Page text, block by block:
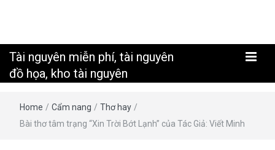
Tài nguyên miễn phí, tài nguyên
đồ họa, kho tài nguyên
Home / Cẩm nang / Thơ hay /
Bài thơ tâm trạng “Xin Trời Bớt Lạnh” của Tác Giả: Viết Minh